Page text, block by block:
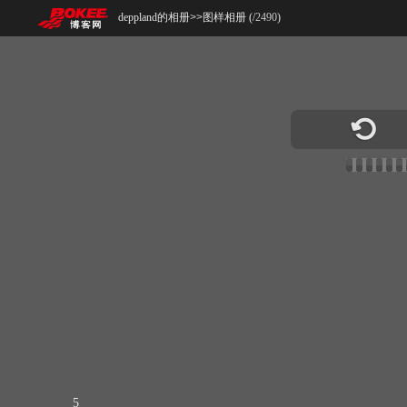
deppland的相册>>图样相册 (/2490)
5